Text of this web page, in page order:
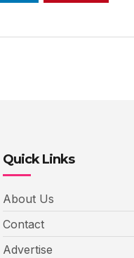
Quick Links
About Us
Contact
Advertise